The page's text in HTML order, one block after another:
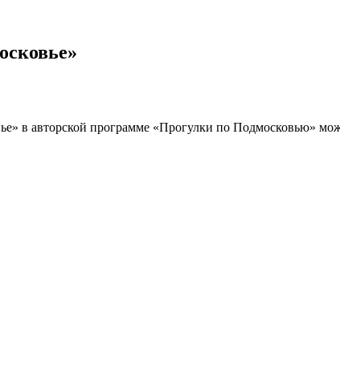
в авторской программе «Прогулки по Подмосковью»